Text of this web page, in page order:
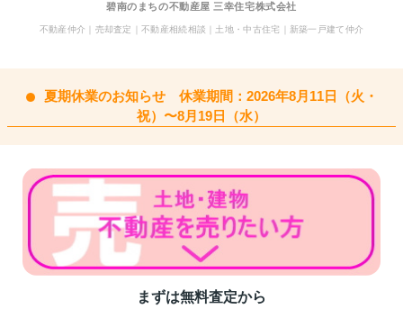
碧南のまちの不動産屋 三幸住宅株式会社
不動産仲介｜売却査定｜不動産相続相談｜土地・中古住宅｜新築一戸建て仲介
夏期休業のお知らせ 休業期間：2026年8月11日（火・
祝）〜8月19日（水）
まずは無料査定から